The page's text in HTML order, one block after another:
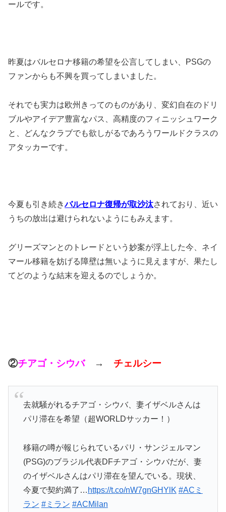
ールです。
昨夏はバルセロナ移籍の希望を公言してしまい、PSGの
ファンからも不興を買ってしまいました。
それでも実力は欧州きってのものがあり、変幻自在のドリ
ブルやアイデア豊富なパス、高精度のフィニッシュワーク
と、どんなクラブでも欲しがるであろうワールドクラスの
アタッカーです。
今夏も引き続きバルセロナ復帰が取沙汰されており、近い
うちの放出は避けられないようにもみえます。
グリーズマンとのトレードという妙案が浮上した今、ネイ
マール移籍を妨げる障壁は無いように見えますが、果たし
てどのような結末を迎えるのでしょうか。
②チアゴ・シウバ → チェルシー
去就騒がれるチアゴ・シウバ、妻イザベルさんは
パリ滞在を希望（超WORLDサッカー！）
移籍の噂が報じられているパリ・サンジェルマン
(PSG)のブラジル代表DFチアゴ・シウバだが、妻
のイザベルさんはパリ滞在を望んでいる。現状、
今夏で契約満了… https://t.co/nW7gnGHYlK #ACミ
ラン #ミラン #ACMilan